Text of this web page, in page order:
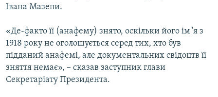
Івана Мазепи.
«Де-факто її (анафему) знято, оскільки його ім''я з
1918 року не оголошується серед тих, хто був
підданий анафемі, але документальних свідоцтв її
зняття немає», – сказав заступник глави
Секретаріату Президента.